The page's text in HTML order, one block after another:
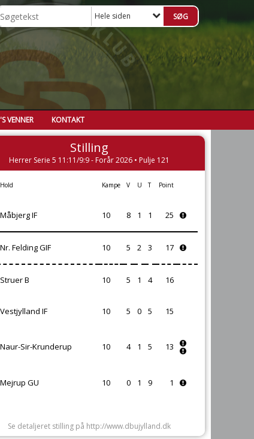
Hele siden
VENNER KONTAKT
Stilling
Herrer Serie 5 11:11/9:9 - Forår 2026 • Pulje 121
Hold Kampe V U T Point
Måbjerg IF 10 8 1 1 25
Nr. Felding GIF 10 5 2 3 17
Struer B 10 5 1 4 16
Vestjylland IF 10 5 0 5 15
Naur-Sir-Krunderup 10 4 1 5 13
Mejrup GU 10 0 1 9 1
Se detaljeret stilling på http://www.dbujylland.dk